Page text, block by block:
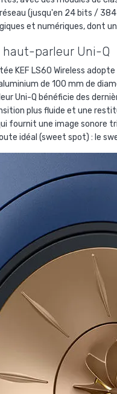
(jusqu'en 24 bits /
et numériques, dont
haut-parleur Uni-Q
KEF LS60 Wireless
de 100 mm de
Uni-Q bénéficie des
plus fluide et une
fournit une image sonore
idéal (sweet spot) : le